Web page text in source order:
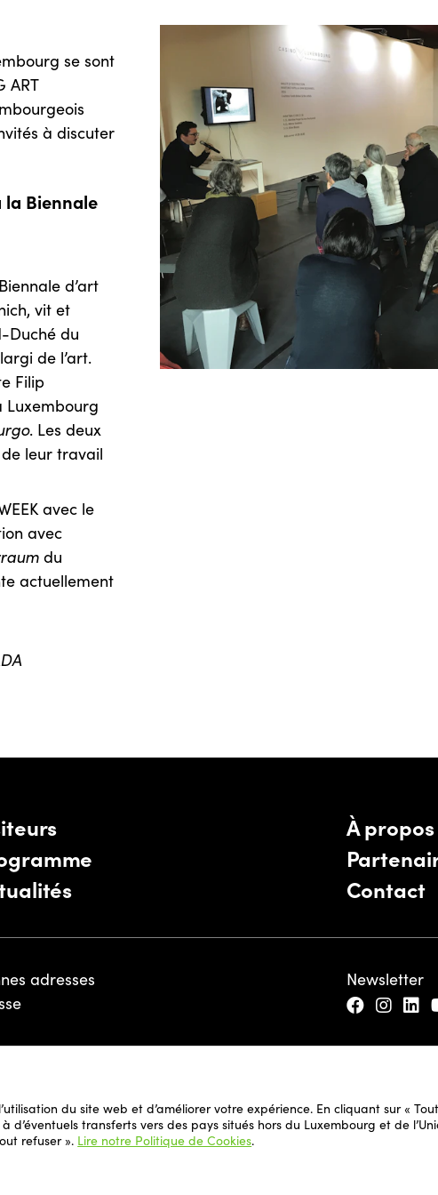
du site web et d’améliorer votre expérience. En cliquant sur «
transferts vers des pays situés hors du Luxembourg et de
refuser ». Lire notre Politique de Cookies.
se sont
ART
à discuter
la Biennale
d’art
vit et
Duché du
de l’art.
Filip
Luxembourg
. Les deux
leur travail
avec le
avec
du
actuellement
À propos
Contact
adresses
Newsletter
de Cookies
de Confidentialité de Foire et du
Générales de la Foire